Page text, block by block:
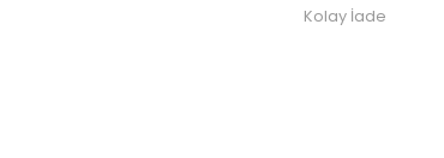
Kolay İade